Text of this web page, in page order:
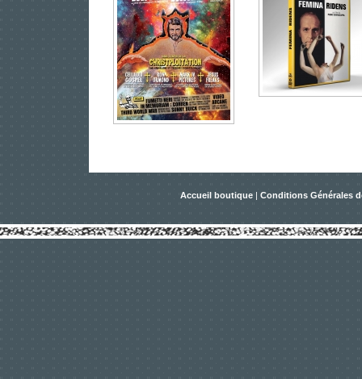
Accueil boutique | Conditions Générales